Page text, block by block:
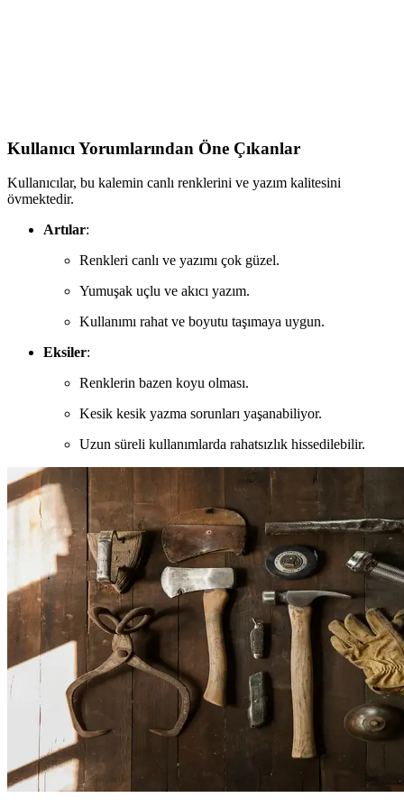
Kullanıcı Yorumlarından Öne Çıkanlar
Kullanıcılar, bu kalemin canlı renklerini ve yazım kalitesini
övmektedir.
Artılar:
Renkleri canlı ve yazımı çok güzel.
Yumuşak uçlu ve akıcı yazım.
Kullanımı rahat ve boyutu taşımaya uygun.
Eksiler:
Renklerin bazen koyu olması.
Kesik kesik yazma sorunları yaşanabiliyor.
Uzun süreli kullanımlarda rahatsızlık hissedilebilir.